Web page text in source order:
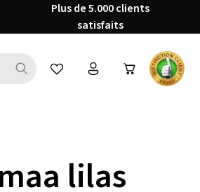
Plus de 5.000 clients
satisfaits
Vous avez 0 articles dans votre
lilas